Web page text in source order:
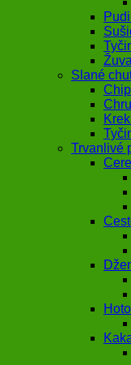
Slané
Trvanlivé